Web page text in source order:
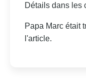
Détails dans les
Papa Marc était
l'article.